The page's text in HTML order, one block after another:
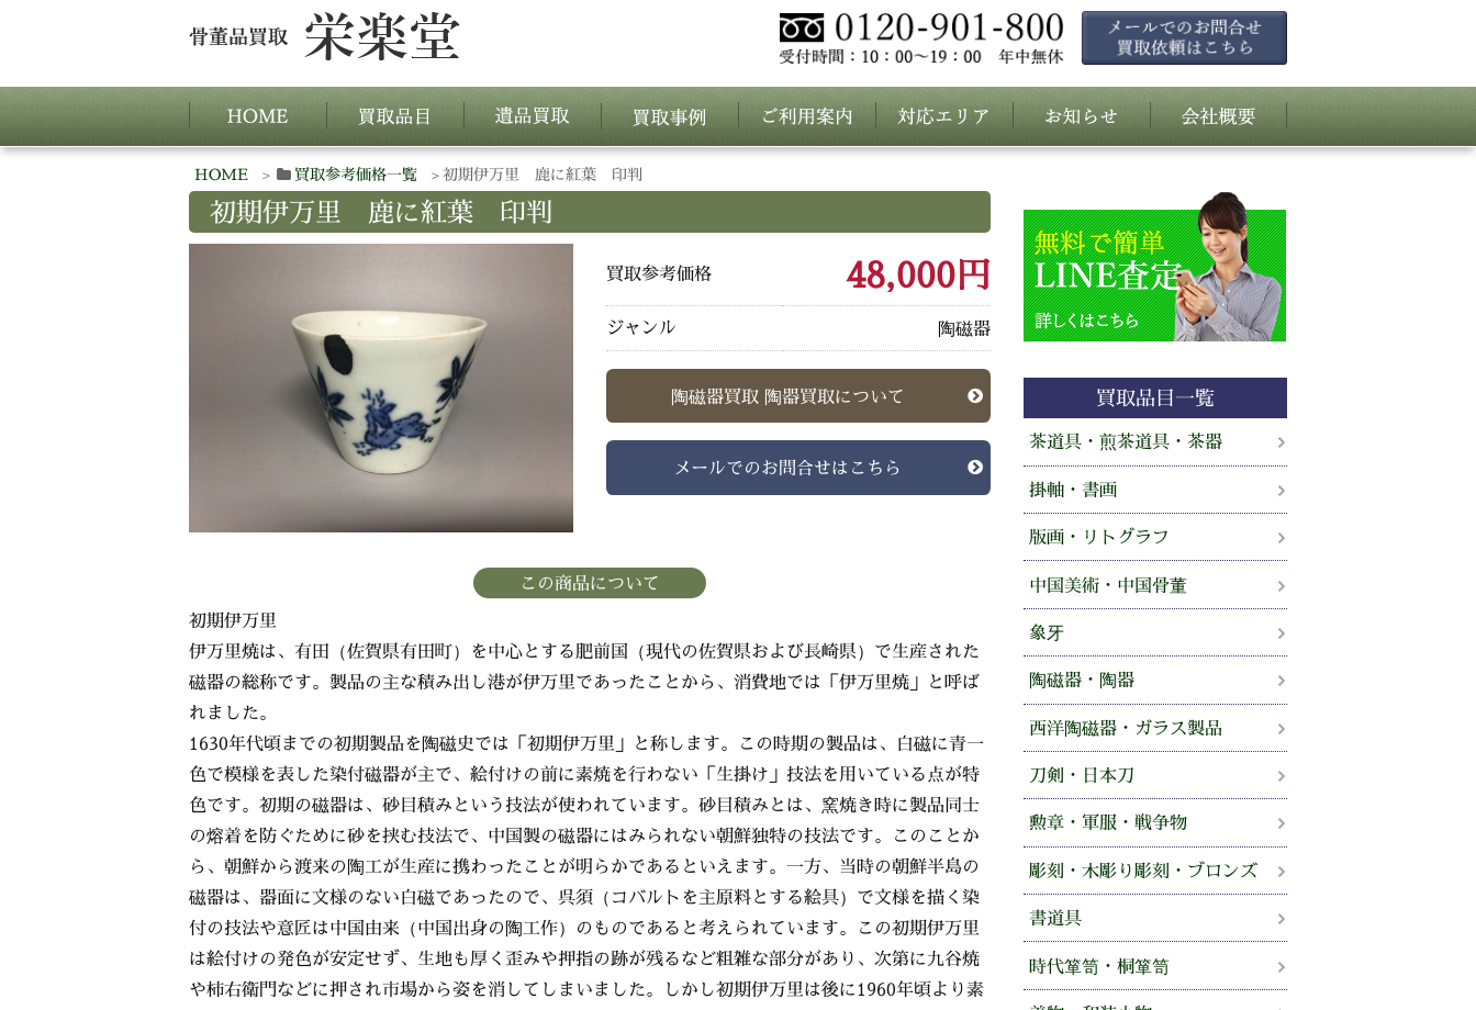
HOME 買取参考価格一覧 初期伊万里 鹿に紅葉 印判
初期伊万里 鹿に紅葉 印判
買取参考価格 48,000円
ジャンル 陶磁器
陶磁器買取 陶器買取について
メールでのお問合せはこちら
この商品について
初期伊万里
伊万里焼は、有田（佐賀県有田町）を中心とする肥前国（現代の佐賀県および長崎県）で生産された
磁器の総称です。製品の主な積み出し港が伊万里であったことから、消費地では「伊万里焼」と呼ば
れました。
1630年代頃までの初期製品を陶磁史では「初期伊万里」と称します。この時期の製品は、白磁に青一
色で模様を表した染付磁器が主で、絵付けの前に素焼を行わない「生掛け」技法を用いている点が特
色です。初期の磁器は、砂目積みという技法が使われています。砂目積みとは、窯焼き時に製品同士
の熔着を防ぐために砂を挟む技法で、中国製の磁器にはみられない朝鮮独特の技法です。このことか
ら、朝鮮から渡来の陶工が生産に携わったことが明らかであるといえます。一方、当時の朝鮮半島の
磁器は、器面に文様のない白磁であったので、呉須（コバルトを主原料とする絵具）で文様を描く染
付の技法や意匠は中国由来（中国出身の陶工作）のものであると考えられています。この初期伊万里
は絵付けの発色が安定せず、生地も厚く歪みや押指の跡が残るなど粗雑な部分があり、次第に九谷焼
や柿右衛門などに押され市場から姿を消してしまいました。しかし初期伊万里は後に1960年頃より素
買取品目一覧
茶道具・煎茶道具・茶器
掛軸・書画
版画・リトグラフ
中国美術・中国骨董
象牙
陶磁器・陶器
西洋陶磁器・ガラス製品
刀剣・日本刀
勲章・軍服・戦争物
彫刻・木彫り彫刻・ブロンズ
書道具
時代箪笥・桐箪笥